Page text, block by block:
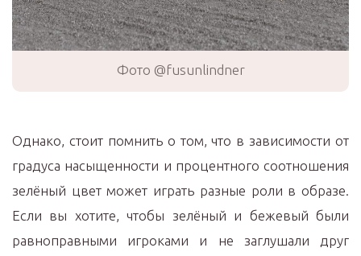
Фото @fusunlindner
Однако, стоит помнить о том, что в зависимости от
градуса насыщенности и процентного соотношения
зелёный цвет может играть разные роли в образе.
Если вы хотите, чтобы зелёный и бежевый были
равноправными игроками и не заглушали друг